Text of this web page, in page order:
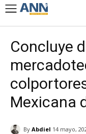
Concluye
Mexicana
By Abdiel 14 mayo,